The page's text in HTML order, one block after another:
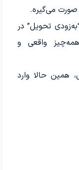
می‌گیره.
تحویل” در
واقعی و
همین حالا وارد